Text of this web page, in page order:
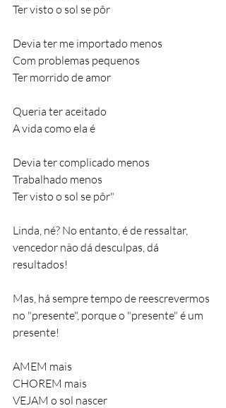
Ter visto o sol se pôr
Devia ter me importado menos
Com problemas pequenos
Ter morrido de amor
Queria ter aceitado
A vida como ela é
Devia ter complicado menos
Trabalhado menos
Ter visto o sol se pôr"
Linda, né? No entanto, é de ressaltar,
vencedor não dá desculpas, dá
resultados!
Mas, há sempre tempo de reescrevermos
no "presente", porque o "presente" é um
presente!
AMEM mais
CHOREM mais
VEJAM o sol nascer